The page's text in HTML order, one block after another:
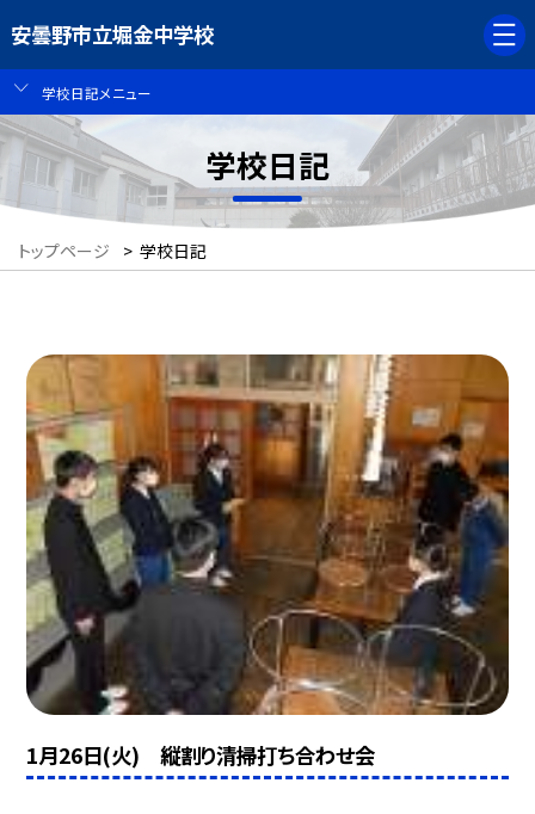
安曇野市立堀金中学校
学校日記メニュー
学校日記
トップページ > 学校日記
1月26日(火) 縦割り清掃打ち合わせ会